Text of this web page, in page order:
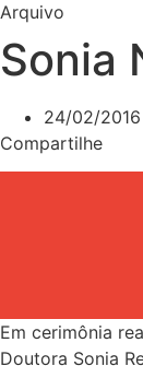
Arquivo
Sonia
24/02/2016
Compartilhe
Em cerimônia
Doutora Sonia